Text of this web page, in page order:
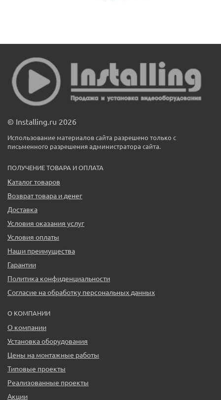
© Installing.ru 2026
Использование материалов сайта разрешено только с
письменного разрешения администратора сайта.
ПОЛУЧЕНИЕ ТОВАРА И ОПЛАТА
Каталог товаров
Возврат товара и денег
Доставка
Условия оказания услуг
Условия оплаты
Наши преимущества
Гарантии
Политика конфиденциальности
Согласие на обработку персональных данных
О КОМПАНИИ
О компании
Установка оборудования
Цены на монтажные работы
Типовые проекты
Реализованные проекты
Акции